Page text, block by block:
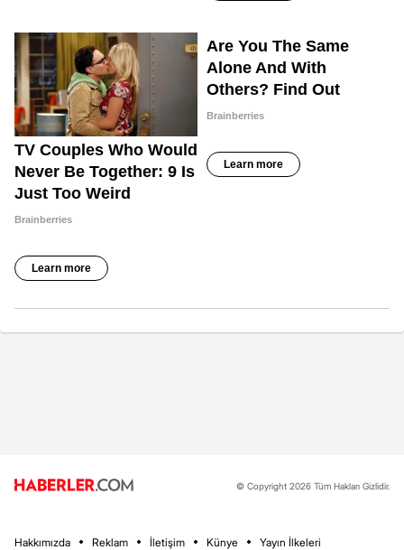
© Copyright 2026 Tüm Hakları Gizlidir.
Hakkımızda Reklam İletişim Künye Yayın İlkeleri